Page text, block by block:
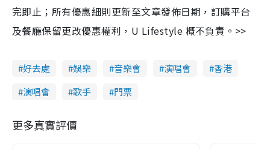
完即止；所有優惠細則更新至文章發佈日期，訂購平台
及餐廳保留更改優惠權利，U Lifestyle 概不負責。>>
好去處 娛樂 音樂會 演唱會
香港
演唱會
歌手 門票
更多真實評價